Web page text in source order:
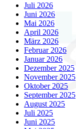
Juli 2026
Juni 2026
Mai 2026
April 2026
März 2026
Februar 2026
Januar 2026
Dezember 2025
November 2025
Oktober 2025
September 2025
August 2025
Juli 2025
Juni 2025